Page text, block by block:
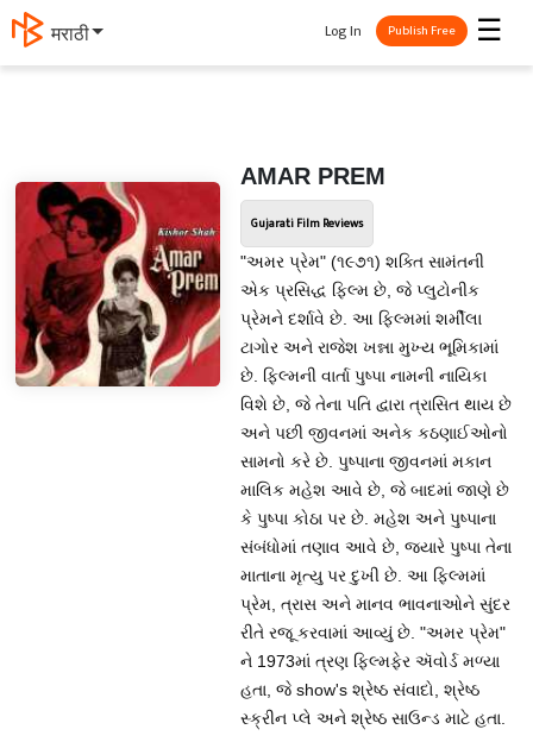
मराठी ☰
Log In Publish Free
AMAR PREM
Gujarati Film Reviews
"અમર પ્રેમ" (૧૯૭૧) શક્તિ સામંતની
એક પ્રસિદ્ધ ફિલ્મ છે, જે પ્લુટોનીક
પ્રેમને દર્શાવે છે. આ ફિલ્મમાં શર્મીલા
ટાગોર અને રાજેશ ખન્ના મુખ્ય ભૂમિકામાં
છે. ફિલ્મની વાર્તા પુષ્પા નામની નાયિકા
વિશે છે, જે તેના પતિ દ્વારા ત્રાસિત થાય છે
અને પછી જીવનમાં અનેક કઠણાઈઓનો
સામનો કરે છે. પુષ્પાના જીવનમાં મકાન
માલિક મહેશ આવે છે, જે બાદમાં જાણે છે
કે પુષ્પા કોઠા પર છે. મહેશ અને પુષ્પાના
સંબંધોમાં તણાવ આવે છે, જ્યારે પુષ્પા તેના
માતાના મૃત્યુ પર દુખી છે. આ ફિલ્મમાં
પ્રેમ, ત્રાસ અને માનવ ભાવનાઓને સુંદર
રીતે રજૂ કરવામાં આવ્યું છે. "અમર પ્રેમ"
ને 1973માં ત્રણ ફિલ્મફેર ઍવોર્ડ મળ્યા
હતા, જે show's શ્રેષ્ઠ સંવાદો, શ્રેષ્ઠ
સ્ક્રીન પ્લે અને શ્રેષ્ઠ સાઉન્ડ માટે હતા.